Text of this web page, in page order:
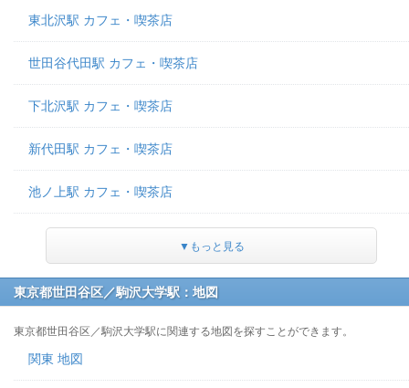
東北沢駅 カフェ・喫茶店
世田谷代田駅 カフェ・喫茶店
下北沢駅 カフェ・喫茶店
新代田駅 カフェ・喫茶店
池ノ上駅 カフェ・喫茶店
▼もっと見る
東京都世田谷区／駒沢大学駅：地図
東京都世田谷区／駒沢大学駅に関連する地図を探すことができます。
関東 地図